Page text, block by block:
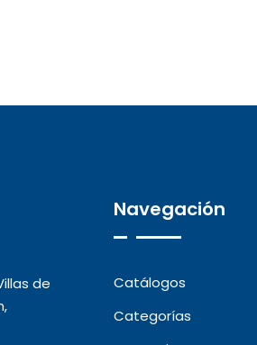
de
Navegación
Catálogos
Categorías